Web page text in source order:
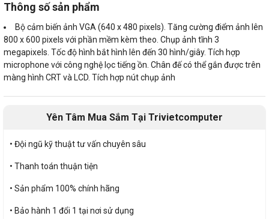
Thông số sản phẩm
Bộ cảm biến ảnh VGA (640 x 480 pixels). Tăng cường điểm ảnh lên
800 x 600 pixels với phần mềm kèm theo. Chụp ảnh tĩnh 3
megapixels. Tốc độ hình bắt hình lên đến 30 hình/giây. Tích hợp
microphone với công nghệ lọc tiếng ồn. Chân đế có thể gắn được trên
màng hình CRT và LCD. Tích hợp nút chụp ảnh
Yên Tâm Mua Sắm Tại Trivietcomputer
• Đội ngũ kỹ thuật tư vấn chuyên sâu
• Thanh toán thuận tiện
• Sản phẩm 100% chính hãng
• Bảo hành 1 đổi 1 tại nơi sử dụng